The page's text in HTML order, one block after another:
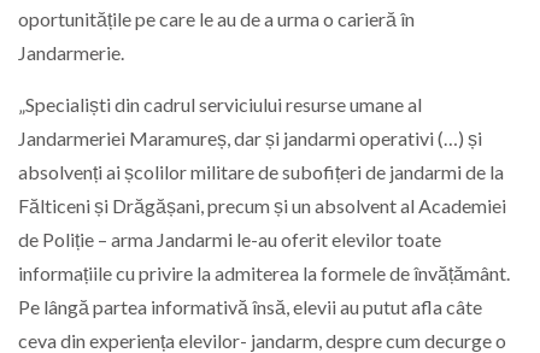
oportunitățile pe care le au de a urma o carieră în
Jandarmerie.
„Specialiști din cadrul serviciului resurse umane al
Jandarmeriei Maramureș, dar și jandarmi operativi (…) și
absolvenți ai școlilor militare de subofițeri de jandarmi de la
Fălticeni și Drăgășani, precum și un absolvent al Academiei
de Poliție – arma Jandarmi le-au oferit elevilor toate
informațiile cu privire la admiterea la formele de învățământ.
Pe lângă partea informativă însă, elevii au putut afla câte
ceva din experiența elevilor- jandarm, despre cum decurge o